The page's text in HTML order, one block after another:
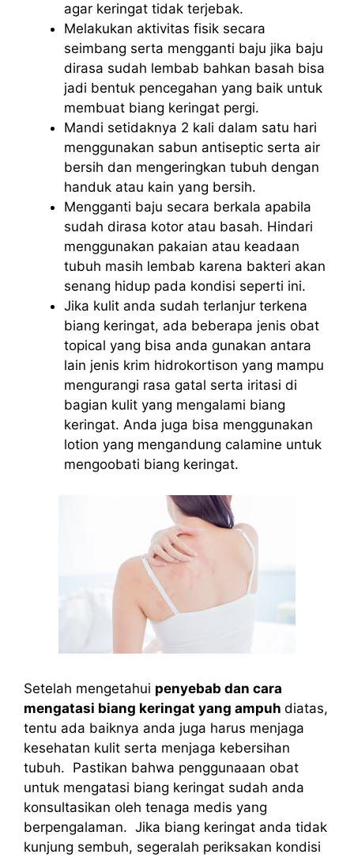
agar keringat tidak terjebak.
Melakukan aktivitas fisik secara
seimbang serta mengganti baju jika baju
dirasa sudah lembab bahkan basah bisa
jadi bentuk pencegahan yang baik untuk
membuat biang keringat pergi.
Mandi setidaknya 2 kali dalam satu hari
menggunakan sabun antiseptic serta air
bersih dan mengeringkan tubuh dengan
handuk atau kain yang bersih.
Mengganti baju secara berkala apabila
sudah dirasa kotor atau basah. Hindari
menggunakan pakaian atau keadaan
tubuh masih lembab karena bakteri akan
senang hidup pada kondisi seperti ini.
Jika kulit anda sudah terlanjur terkena
biang keringat, ada beberapa jenis obat
topical yang bisa anda gunakan antara
lain jenis krim hidrokortison yang mampu
mengurangi rasa gatal serta iritasi di
bagian kulit yang mengalami biang
keringat. Anda juga bisa menggunakan
lotion yang mengandung calamine untuk
mengoobati biang keringat.
Setelah mengetahui penyebab dan cara
mengatasi biang keringat yang ampuh diatas,
tentu ada baiknya anda juga harus menjaga
kesehatan kulit serta menjaga kebersihan
tubuh. Pastikan bahwa penggunaaan obat
untuk mengatasi biang keringat sudah anda
konsultasikan oleh tenaga medis yang
berpengalaman. Jika biang keringat anda tidak
kunjung sembuh, segeralah periksakan kondisi